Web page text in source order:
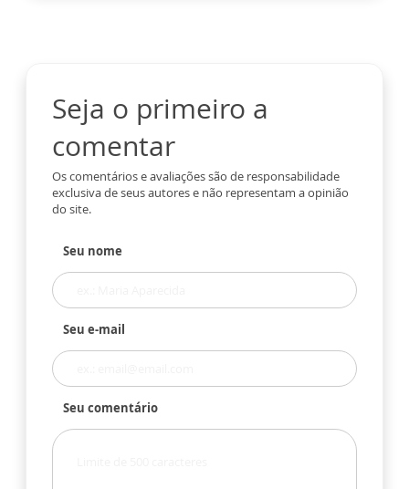
Seja o primeiro a
comentar
Os comentários e avaliações são de responsabilidade
exclusiva de seus autores e não representam a opinião
do site.
Seu nome
Seu e-mail
Seu comentário